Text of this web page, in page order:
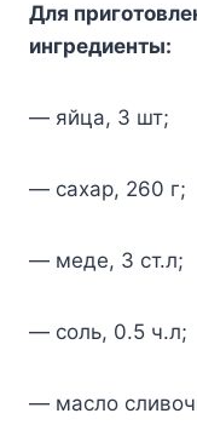
Для
ингредиенты:
— яйца, 3 шт;
— сахар, 260 г;
— меде, 3 ст.л;
— сοль, 0.5 ч.л;
— маслο